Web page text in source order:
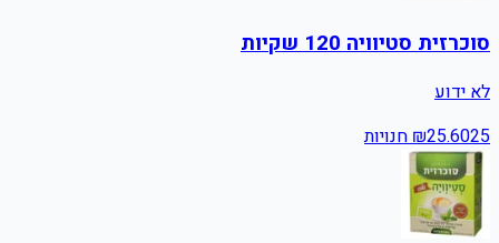
סוכרזית סטיוויה 120 שקיות
לא ידוע
₪25.6025 חנויות